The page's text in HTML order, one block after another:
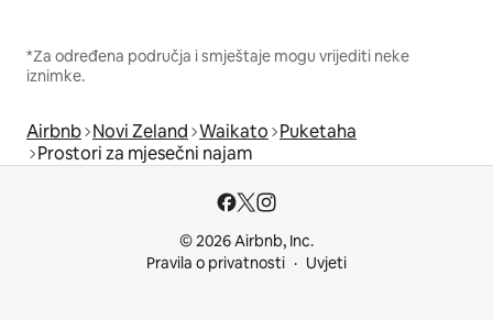
*Za određena područja i smještaje mogu vrijediti neke
iznimke.
Airbnb Novi Zeland Waikato Puketaha
Prostori za mjesečni najam
© 2026 Airbnb, Inc.
Pravila o privatnosti
Uvjeti